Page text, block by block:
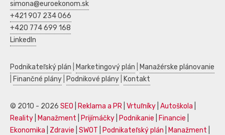
simona@euroekonom.sk
+421 907 234 066
+420 774 699 168
LinkedIn
Podnikateľský plán Marketingový plán
Manažérske plánovanie
Finančné plány Podnikové plány Kontakt
© 2010 - 2026 SEO Reklama a PR Vrtuľníky Autoškola
Reality
Manažment Prijímáčky Podnikanie Financie
Ekonomika
Zdravie SWOT Podnikateľský plán Manažment